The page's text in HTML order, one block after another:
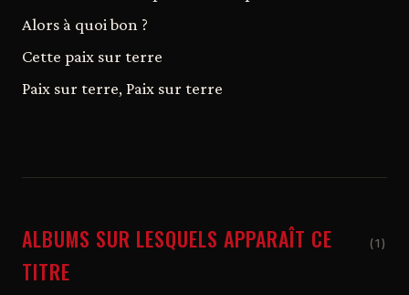
Alors à quoi bon ?
Cette paix sur terre
Paix sur terre, Paix sur terre
ALBUMS SUR LESQUELS APPARAÎT CE
TITRE
(1)